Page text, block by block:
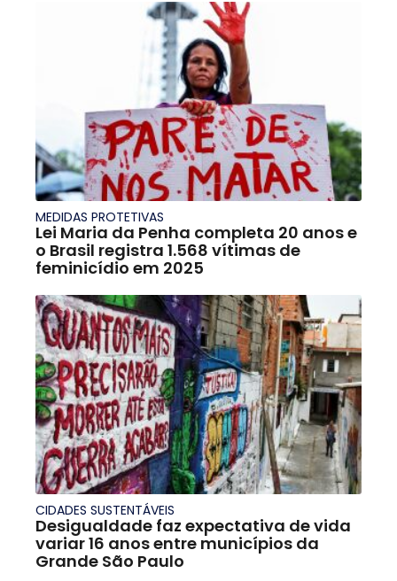
MEDIDAS PROTETIVAS
Lei Maria da Penha completa 20 anos e
o Brasil registra 1.568 vítimas de
feminicídio em 2025
CIDADES SUSTENTÁVEIS
Desigualdade faz expectativa de vida
variar 16 anos entre municípios da
Grande São Paulo